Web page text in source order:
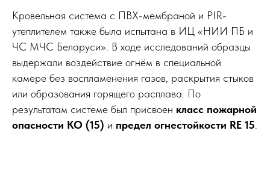
Кровельная система с ПВХ-мембраной и PIR-
утеплителем также была испытана в ИЦ «НИИ ПБ и
ЧС МЧС Беларуси». В ходе исследований образцы
выдержали воздействие огнём в специальной
камере без воспламенения газов, раскрытия стыков
или образования горящего расплава. По
результатам системе был присвоен класс пожарной
опасности КО (15) и предел огнестойкости RE 15